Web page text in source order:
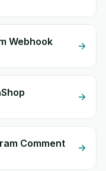
Webhook
Comment